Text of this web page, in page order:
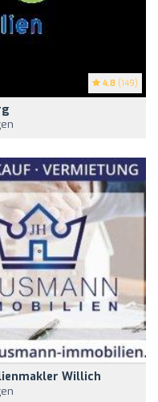
4.8 (149)
Willich